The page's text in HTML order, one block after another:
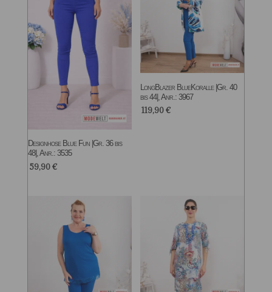
Designhose Blue Fun |Gr. 36 bis
48|, Anr.: 3535
59,90€
LongBlazer BlueKoralle |Gr. 40
bis 44|, Anr.: 3967
119,90€